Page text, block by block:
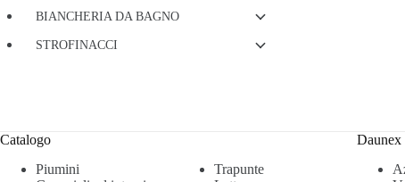
BIANCHERIA DA BAGNO
STROFINACCI
Catalogo
Piumini
Trapunte
Daunex